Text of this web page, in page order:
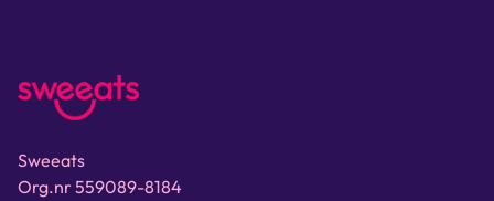
Sweeats
Org.nr 559089-8184